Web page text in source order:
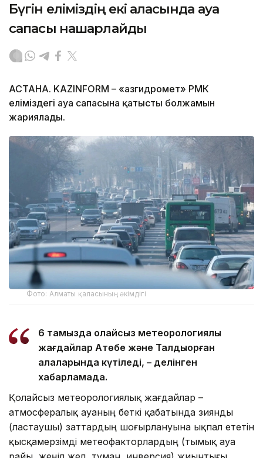
Бүгін еліміздің екі қаласында ауа
сапасы нашарлайды
АСТАНА. KAZINFORM – «Қазгидромет» РМК
еліміздегі ауа сапасына қатысты болжамын
жариялады.
Фото: Алматы қаласының әкімдігі
6 тамызда қолайсыз метеорологиялық
жағдайлар Ақтөбе және Талдықорған
қалаларында күтіледі, – делінген
хабарламада.
Қолайсыз метеорологиялық жағдайлар –
атмосфералық ауаның беткі қабатында зиянды
(ластаушы) заттардың шоғырлануына ықпал ететін
қысқамерзімді метеофакторлардың (тымық ауа